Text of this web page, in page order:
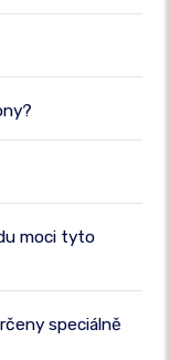
moci tyto
speciálně